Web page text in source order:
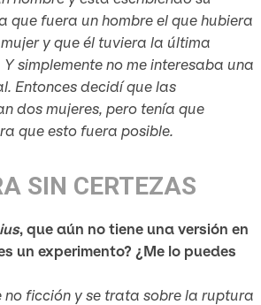
que fuera un hombre el que hubiera
y que él tuviera la última
simplemente no me interesaba una
Entonces decidí que las
dos mujeres, pero tenía que
que esto fuera posible.
SIN CERTEZAS
, que aún no tiene una versión en
un experimento? ¿Me lo puedes
ficción y se trata sobre la ruptura